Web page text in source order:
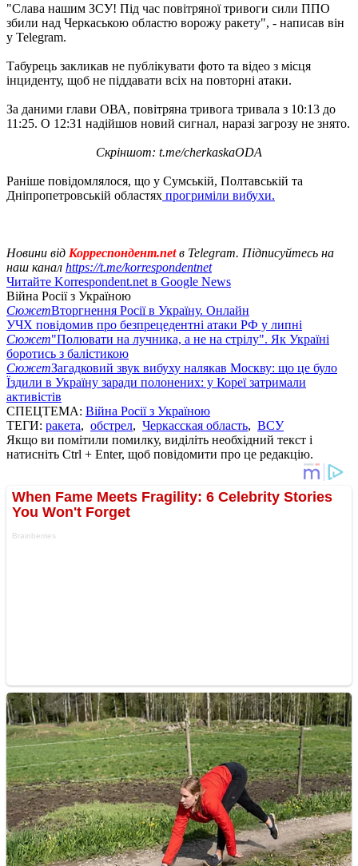
"Слава нашим ЗСУ! Під час повітряної тривоги сили ППО
збили над Черкаською областю ворожу ракету", - написав він
у Telegram.
Табурець закликав не публікувати фото та відео з місця
інциденту, щоб не піддавати всіх на повторні атаки.
За даними глави ОВА, повітряна тривога тривала з 10:13 до
11:25. О 12:31 надійшов новий сигнал, наразі загрозу не знято.
Скріншот: t.me/cherkaskaODA
Раніше повідомлялося, що у Сумській, Полтавській та
Дніпропетровській областях прогриміли вибухи.
Новини від Корреспондент.netв Telegram. Підписуйтесь на
наш канал https://t.me/korrespondentnet
Читайте Korrespondent.net в Google News
Війна Росії з Україною
СюжетВторгнення Росії в Україну. Онлайн
УЧХ повідомив про безпрецедентні атаки РФ у липні
Сюжет"Полювати на лучника, а не на стрілу". Як Україні
боротись з балістикою
СюжетЗагадковий звук вибуху налякав Москву: що це було
Їздили в Україну заради полонених: у Кореї затримали
активістів
СПЕЦТЕМА: Війна Росії з Україною
ТЕГИ: ракета, обстрел, Черкасская область, ВСУ
Якщо ви помітили помилку, виділіть необхідний текст і
натисніть Ctrl + Enter, щоб повідомити про це редакцію.